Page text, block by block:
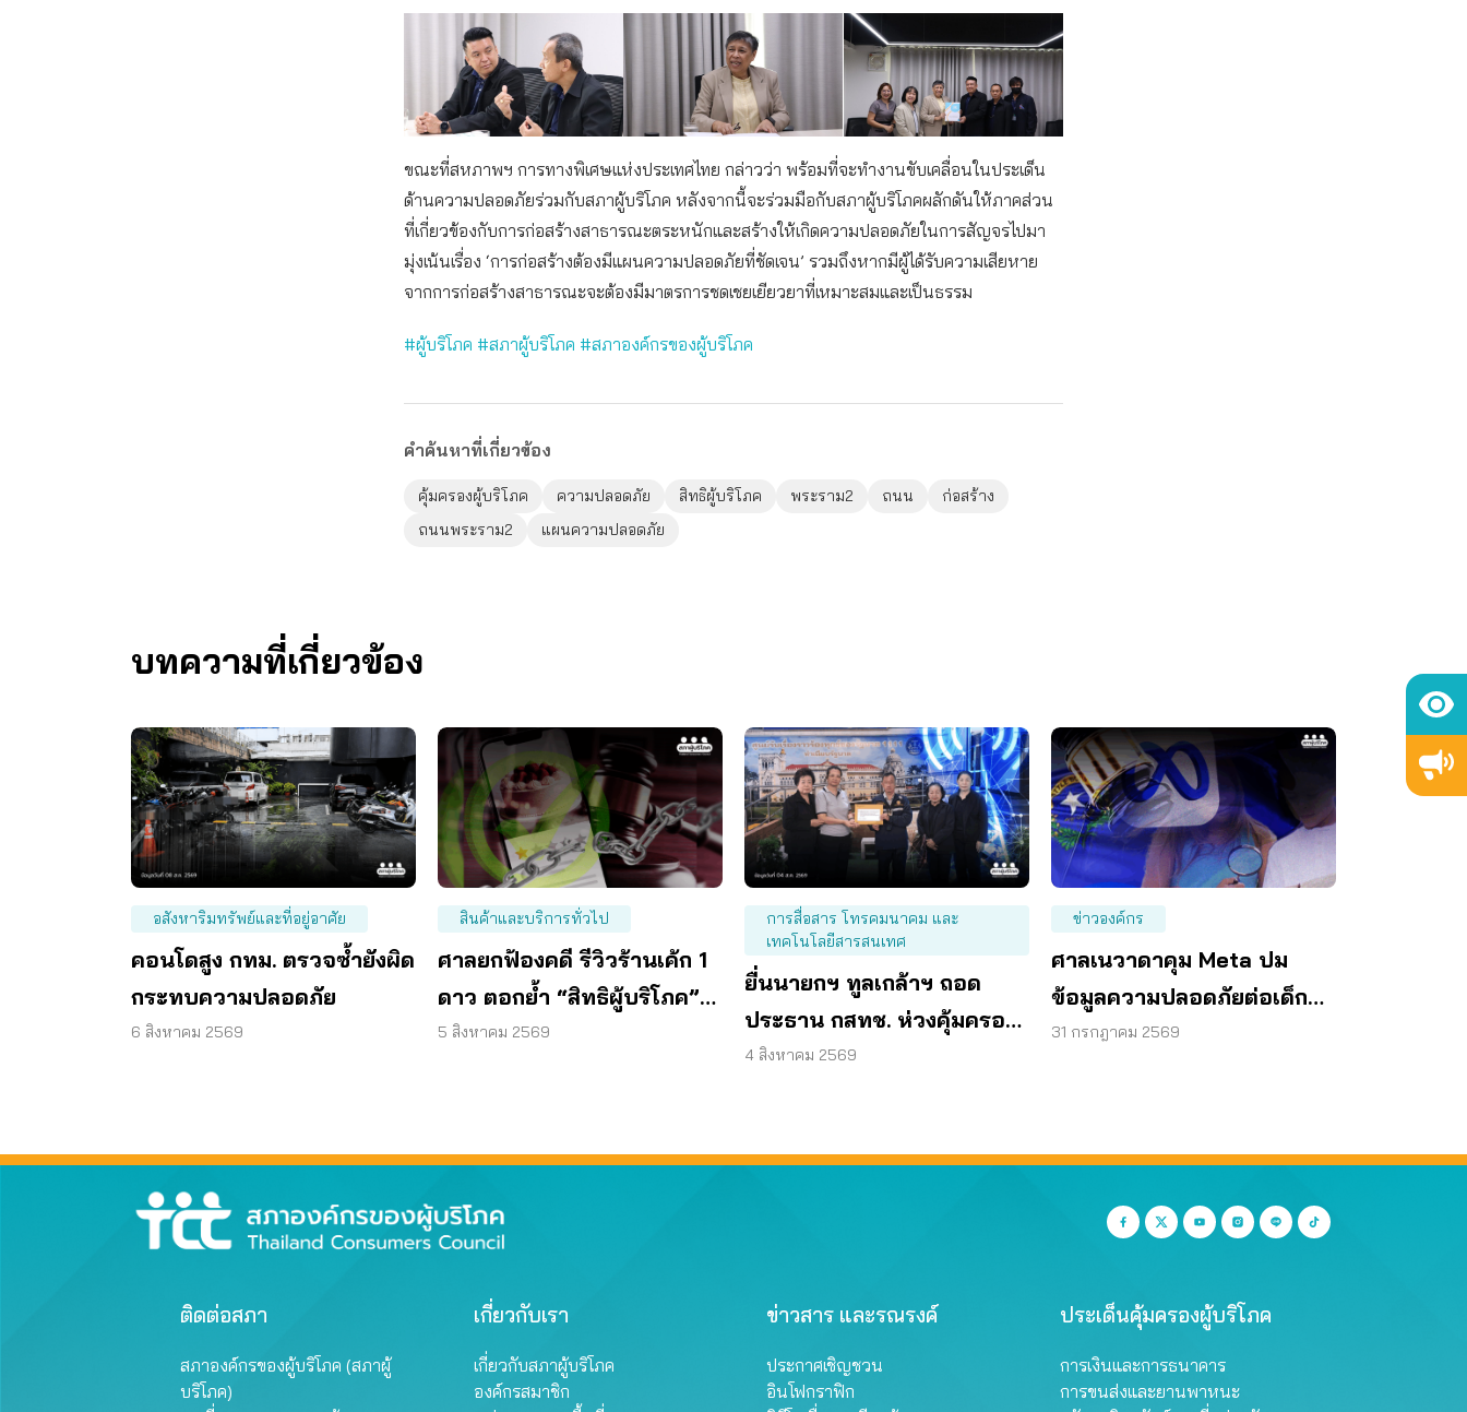
ขณะที่สหภาพฯ การทางพิเศษแห่งประเทศไทย กล่าวว่า พร้อมที่จะทำงานขับเคลื่อนในประเด็น
ด้านความปลอดภัยร่วมกับสภาผู้บริโภค หลังจากนี้จะร่วมมือกับสภาผู้บริโภคผลักดันให้ภาคส่วน
ที่เกี่ยวข้องกับการก่อสร้างสาธารณะตระหนักและสร้างให้เกิดความปลอดภัยในการสัญจรไปมา
มุ่งเน้นเรื่อง ‘การก่อสร้างต้องมีแผนความปลอดภัยที่ชัดเจน’ รวมถึงหากมีผู้ได้รับความเสียหาย
จากการก่อสร้างสาธารณะจะต้องมีมาตรการชดเชยเยียวยาที่เหมาะสมและเป็นธรรม
#ผู้บริโภค #สภาผู้บริโภค #สภาองค์กรของผู้บริโภค
คำค้นหาที่เกี่ยวข้อง
คุ้มครองผู้บริโภค ความปลอดภัย สิทธิผู้บริโภค พระราม2 ถนน
ก่อสร้าง
ถนนพระราม2
แผนความปลอดภัย
บทความที่เกี่ยวข้อง
อสังหาริมทรัพย์และที่อยู่อาศัย
คอนโดสูง กทม. ตรวจซ้ำยังผิด
กระทบความปลอดภัย
6 สิงหาคม 2569
สินค้าและบริการทั่วไป
ศาลยกฟ้องคดี รีวิวร้านเค้ก 1
ดาว ตอกย้ำ “สิทธิผู้บริโภค”
แสดงความคิดเห็นโดยสุจริต
5 สิงหาคม 2569
การสื่อสาร โทรคมนาคม และ
เทคโนโลยีสารสนเทศ
ยื่นนายกฯ ทูลเกล้าฯ ถอด
ประธาน กสทช. ห่วงคุ้มครอง
ผู้บริโภคสะดุด
4 สิงหาคม 2569
ข่าวองค์กร
ศาลเนวาดาคุม Meta ปม
ข้อมูลความปลอดภัยต่อเด็ก
บนเมสเซนเจอร์
31 กรกฎาคม 2569
ติดต่อสภา
สภาองค์กรของผู้บริโภค (สภาผู้
บริโภค)
เกี่ยวกับเรา
เกี่ยวกับสภาผู้บริโภค
องค์กรสมาชิก
ข่าวสาร และรณรงค์
ประกาศเชิญชวน
อินโฟกราฟิก
ประเด็นคุ้มครองผู้บริโภค
การเงินและการธนาคาร
การขนส่งและยานพาหนะ